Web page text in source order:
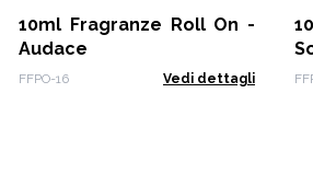
10ml Fragranze Roll On -
Audace
FFPO-16 Vedi dettagli